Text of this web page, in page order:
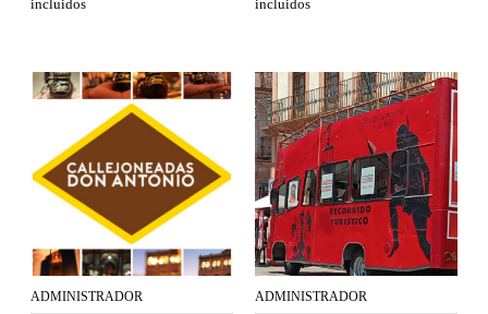
incluidos
incluidos
ADMINISTRADOR ADMINISTRADOR